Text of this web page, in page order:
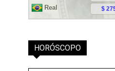
HORÓSCOPO